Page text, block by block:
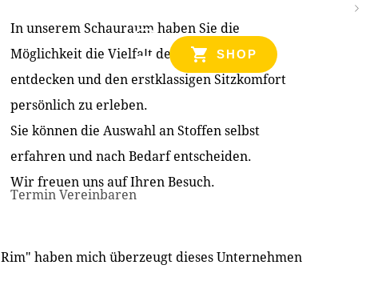
SHOP
In unserem Schauraum haben Sie die
Möglichkeit die Vielfalt der Produkte zu
entdecken und den erstklassigen Sitzkomfort
persönlich zu erleben.
Sie können die Auswahl an Stoffen selbst
erfahren und nach Bedarf entscheiden.
Wir freuen uns auf Ihren Besuch.
Termin Vereinbaren
haben mich überzeugt dieses Unternehmen